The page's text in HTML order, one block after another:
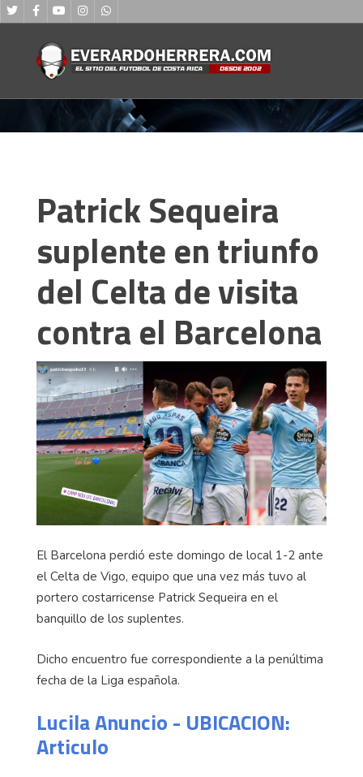
Patrick Sequeira
suplente en triunfo
del Celta de visita
contra el Barcelona
El Barcelona perdió este domingo de local 1-2 ante
el Celta de Vigo, equipo que una vez más tuvo al
portero costarricense Patrick Sequeira en el
banquillo de los suplentes.
Dicho encuentro fue correspondiente a la penúltima
fecha de la Liga española.
Lucila Anuncio - UBICACION:
Articulo